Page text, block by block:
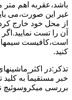
ﺑﺎﺷﺪ،ﻋﻘﺮﺑﻪ اهم
ﻏﯿﺮ اﯾﻦ ﺻﻮرت،می
از ﻣﺤﻞ خود ﺧﺎرج
آن را ﺗﺴﺖ
اﺳﺖ،ﮐﺎﻓﯿﺴﺖ
کنید.
ﺗﺬﮐﺮ:در اﮐﺜﺮ
ﺧﺒﺮ مستقیماً ﺑﻪ
بررسی ﻣﯿﮑﺮوﺳﻮﺋﯿﭻ